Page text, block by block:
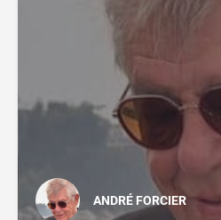
ANDRÉ FORCIER